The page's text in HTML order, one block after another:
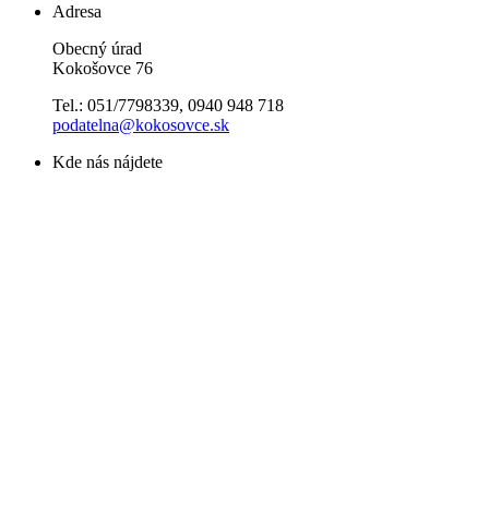
Adresa
Obecný úrad
Kokošovce 76
Tel.: 051/7798339, 0940 948 718
podatelna@kokosovce.sk
Kde nás nájdete